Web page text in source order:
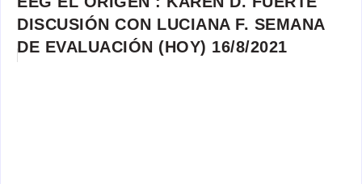
DISCUSIÓN CON LUCIANA F. SEMANA
DE EVALUACIÓN (HOY) 16/8/2021